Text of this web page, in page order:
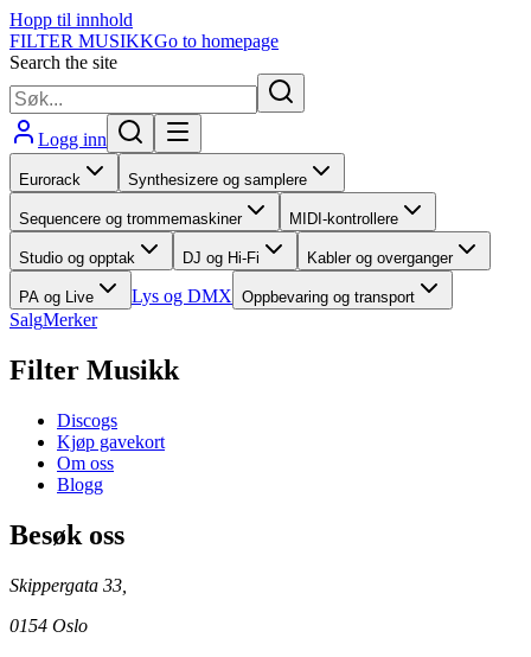
Hopp til innhold
FILTER MUSIKKGo to homepage
Search the site
Logg inn
Eurorack Synthesizere og samplere
Sequencere og trommemaskiner MIDI-kontrollere
Studio og opptak DJ og Hi-Fi Kabler og overganger
PA og Live Lys og DMX Oppbevaring og transport
SalgMerker
Filter Musikk
Discogs
Kjøp gavekort
Om oss
Blogg
Besøk oss
Skippergata 33,
0154 Oslo